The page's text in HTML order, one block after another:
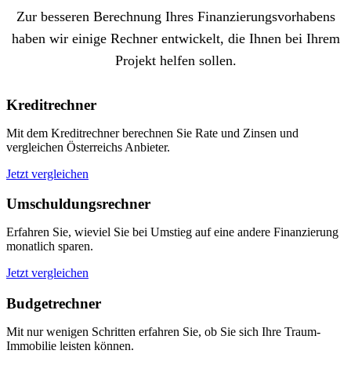
Zur besseren Berechnung Ihres Finanzierungsvorhabens
haben wir einige Rechner entwickelt, die Ihnen bei Ihrem
Projekt helfen sollen.
Kreditrechner
Mit dem Kreditrechner berechnen Sie Rate und Zinsen und
vergleichen Österreichs Anbieter.
Jetzt vergleichen
Umschuldungsrechner
Erfahren Sie, wieviel Sie bei Umstieg auf eine andere Finanzierung
monatlich sparen.
Jetzt vergleichen
Budgetrechner
Mit nur wenigen Schritten erfahren Sie, ob Sie sich Ihre Traum-
Immobilie leisten können.